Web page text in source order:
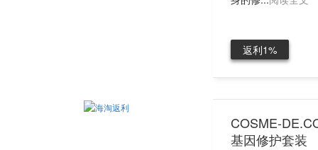
返利1%
COSME-
基因修护套装